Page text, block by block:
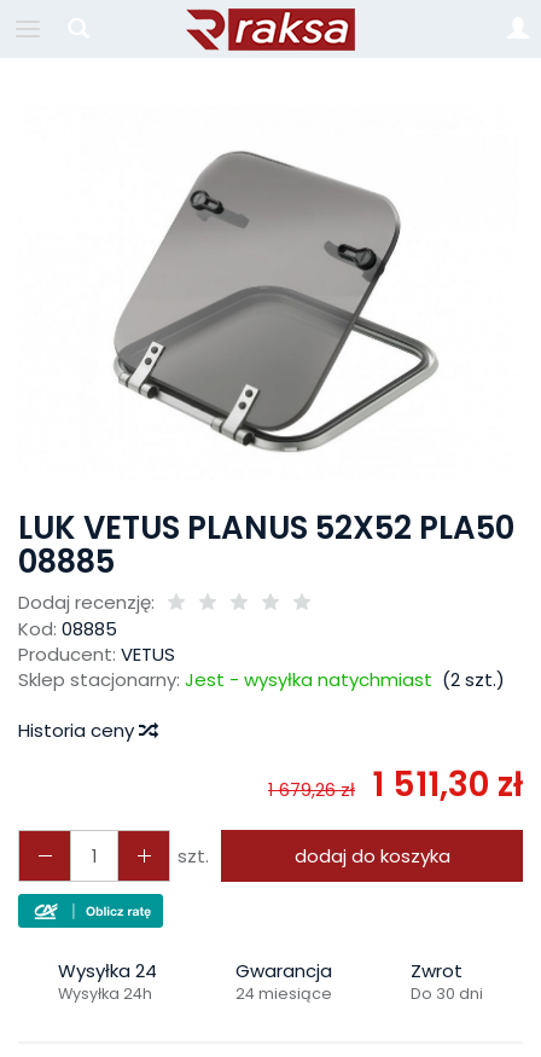
LUK VETUS PLANUS 52X52 PLA50
08885
Dodaj recenzję:
Kod: 08885
Producent: VETUS
Sklep stacjonarny: Jest - wysyłka natychmiast (2szt.)
Historia ceny
1 679,26 zł 1 511,30 zł
szt. dodaj do koszyka
Wysyłka 24
Wysyłka 24h
Gwarancja
24 miesiące
Zwrot
Do 30 dni